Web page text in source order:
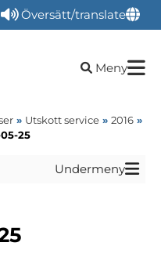
Översätt/translate
Öppna
Meny
» Utskott service » 2016 »
25
Undermeny